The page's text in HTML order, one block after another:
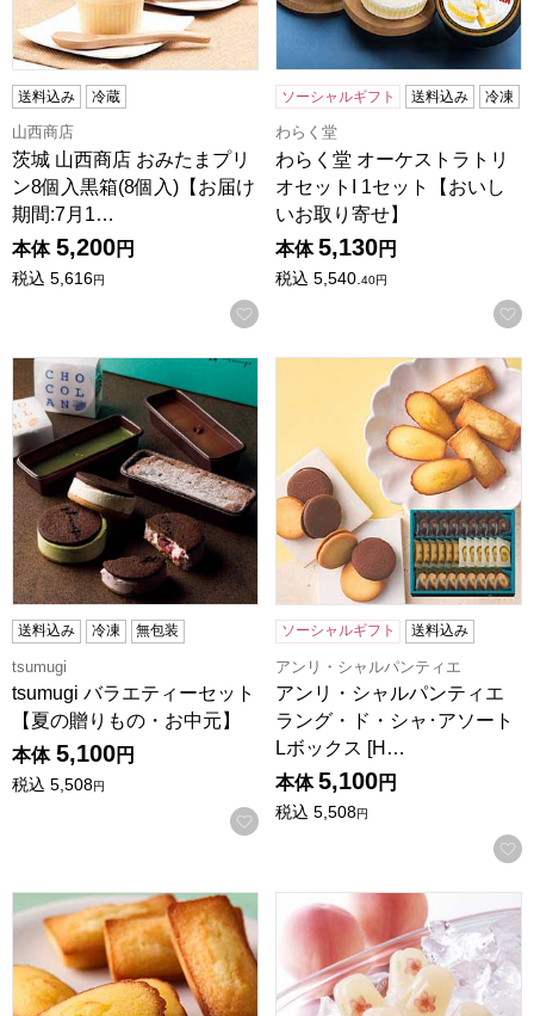
送料込み 冷蔵
山西商店
茨城 山西商店 おみたまプリ
ン8個入黒箱(8個入)【お届け
期間:7月1…
本体 5,200円
税込 5,616円
お気に入りに登録する
ソーシャルギフト 送料込み 冷凍
わらく堂
わらく堂 オーケストラトリ
オセットI 1セット【おいし
いお取り寄せ】
本体 5,130円
税込 5,540. 40円
tsumugi バラエティーセット【夏の贈りもの・お中元】
送料込み 冷凍 無包装
tsumugi
tsumugi バラエティーセット
【夏の贈りもの・お中元】
本体 5,100円
税込 5,508円
お気に入りに登録する
アンリ・シャルパンティエ
ソーシャルギフト 送料込み
アンリ・シャルパンティエ
アンリ・シャルパンティエ
ラング・ド・シャ･アソート
Lボックス [H…
本体 5,100円
税込 5,508円
アンリ・シャルパンティエ フィナンシェ・マドレーヌ詰合
創作桃菓 桃花亭 プチ完熟白